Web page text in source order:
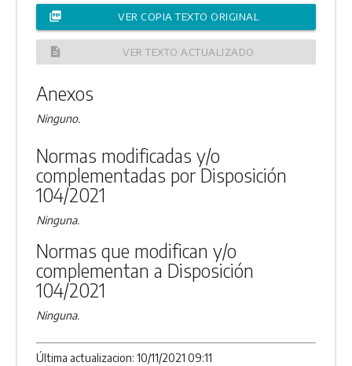
picture_as_pdf VER COPIA TEXTO ORIGINAL
description VER TEXTO ACTUALIZADO
Anexos
Ninguno.
Normas modificadas y/o
complementadas por Disposición
104/2021
Ninguna.
Normas que modifican y/o
complementan a Disposición
104/2021
Ninguna.
Última actualizacion: 10/11/2021 09:11